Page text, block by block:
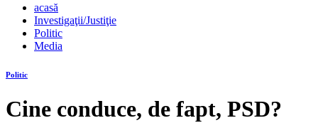
acasă
Investigaţii/Justiţie
Politic
Media
Politic
Cine conduce, de fapt, PSD?